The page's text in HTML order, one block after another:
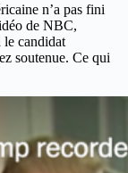
n’a pas fini
de NBC,
le candidat
soutenue. Ce qui